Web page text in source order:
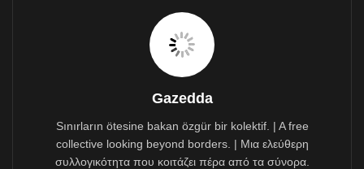
verecek yanlış veya yanlış fikirler yaratacak kelimelerle
bu konuları aramızda tartışmamamız. Ekonomik
sıkıntıların aşılmasına ilişkin el ele vereceğimiz
çalışmalarla birlik beraberlik ruhunun yaşanması
Partiler, liderler ve milletvekili hesaplarıyla değil, halkın
bütün olarak el ele vermesi gerektiğine işaret eden
Büyükelçi Kanbay şöyle konuştu:
Gazedda
Sınırların ötesine bakan özgür bir kolektif. | A free
collective looking beyond borders. | Μια ελεύθερη
συλλογικότητα που κοιτάζει πέρα από τα σύνορα.